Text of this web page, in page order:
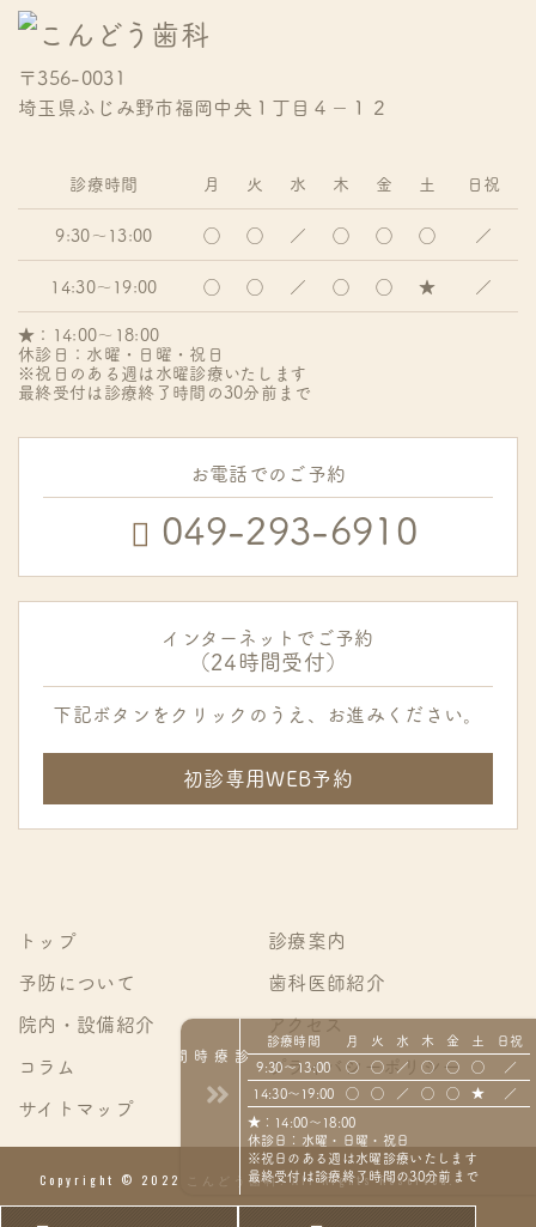
診療時間
診療時間 月 火 水 木 金 土
日祝
9:30〜13:00
◯ ◯ ／ ◯ ◯ ◯
／
14:30〜19:00
◯ ◯ ／ ◯ ◯ ★
／
★：14:00〜18:00
休診日：水曜・日曜・祝日
※祝日のある週は水曜診療いたします
最終受付は診療終了時間の30分前まで
〒356-0031
埼玉県ふじみ野市福岡中央１丁目４−１２
診療時間 月 火 水 木 金 土 日祝
9:30〜13:00 ◯ ◯ ／ ◯ ◯ ◯ ／
14:30〜19:00 ◯ ◯ ／ ◯ ◯ ★
／
★：14:00〜18:00
休診日：水曜・日曜・祝日
※祝日のある週は水曜診療いたします
最終受付は診療終了時間の30分前まで
お電話でのご予約
049-293-6910
インターネットでご予約
（24時間受付）
下記ボタンをクリックのうえ、お進みください。
初診専用WEB予約
トップ
診療案内
予防について
歯科医師紹介
院内・設備紹介
アクセス
コラム
プライバシーポリシー
サイトマップ
Copyright © 2022 こんどう歯科. All Rights Reserved.